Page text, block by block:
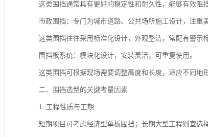
这类围挡通常具有更好的稳定性和耐久性，能够有效阻
市政围挡：专门为城市道路、公共场所施工设计，注重
这类围挡往往采用标准化设计，外观整洁，常配有警示
围挡板系统：模块化设计，安装灵活，可重复使用。
这类围挡可根据现场需要调整高度和长度，适应不同地
二、围挡选型的关键考量因素
1. 工程性质与工期
短期项目可考虑经济型单板围挡；长期大型工程则宜选